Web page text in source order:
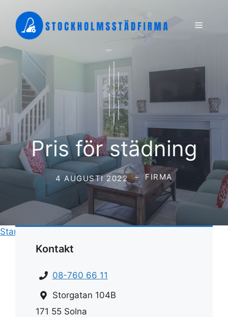
innehåll
Meny
Pris för städning
4 AUGUSTI 2022 FIRMA
Start
Kontakt
08-760 66 11
Storgatan 104B
171 55 Solna